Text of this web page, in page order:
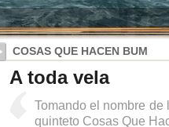
COSAS QUE HACEN BUM
A toda vela
Tomando el nombre de
quinteto Cosas Que